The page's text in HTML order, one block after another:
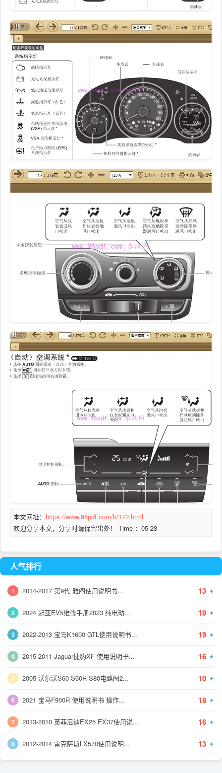
本文网址： https://www.96pdf.com/b/172.html
欢迎分享本文，分享时请保留出处！ Time ：05-23
人气排行
1 2014-2017 第9代 雅阁使用说明书... 13 ✦
2 2024 起亚EV5维修手册2023 纯电动... 19 ✦
3 2022-2013 宝马K1600 GTL使用说明书... 19 ✦
4 2015-2011 Jaguar捷豹XF 使用说明书... 16 ✦
5 2005 沃尔沃S60 S60R S80电路图2... 10 ✦
6 2021 宝马F900R 使用说明书 操作... 18 ✦
7 2013-2010 英菲尼迪EX25 EX37使用说... 16 ✦
8 2012-2014 雷克萨斯LX570使用说明... 13 ✦